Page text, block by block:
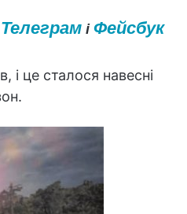
Телеграмі Фейсбук
і це сталося навесні